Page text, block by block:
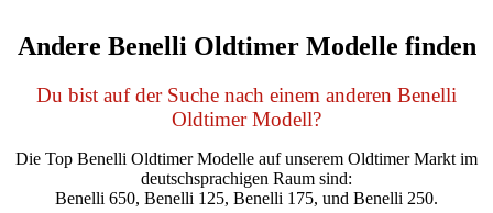
Andere Benelli Oldtimer Modelle finden
Du bist auf der Suche nach einem anderen Benelli
Oldtimer Modell?
Die Top Benelli Oldtimer Modelle auf unserem Oldtimer Markt im
deutschsprachigen Raum sind:
Benelli 650, Benelli 125, Benelli 175, und Benelli 250.